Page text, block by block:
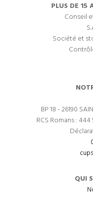
PLUS DE 15
Conseil
Société et
BP 18 - 26190
RCS Romans : 444
QUI